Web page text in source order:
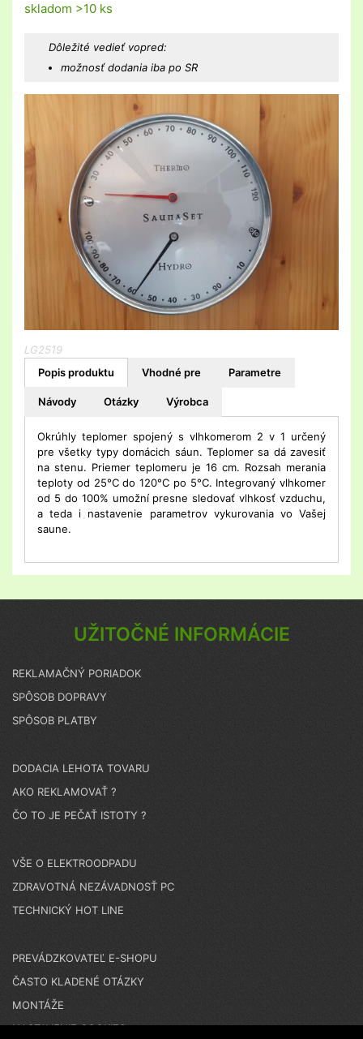
LG2519
skladom >10 ks
Dôležité vedieť vopred:
možnosť dodania iba po SR
Popis produktu Vhodné pre Parametre
Návody Otázky Výrobca
Okrúhly teplomer spojený s vlhkomerom 2 v 1 určený
pre všetky typy domácich sáun. Teplomer sa dá zavesiť
na stenu. Priemer teplomeru je 16 cm. Rozsah merania
teploty od 25°C do 120°C po 5°C. Integrovaný vlhkomer
od 5 do 100% umožní presne sledovať vlhkosť vzduchu,
a teda i nastavenie parametrov vykurovania vo Vašej
saune.
UŽITOČNÉ INFORMÁCIE
REKLAMAČNÝ PORIADOK
SPÔSOB DOPRAVY
SPÔSOB PLATBY
DODACIA LEHOTA TOVARU
AKO REKLAMOVAŤ ?
ČO TO JE PEČAŤ ISTOTY ?
VŠE O ELEKTROODPADU
ZDRAVOTNÁ NEZÁVADNOSŤ PC
TECHNICKÝ HOT LINE
PREVÁDZKOVATEĽ E-SHOPU
ČASTO KLADENÉ OTÁZKY
MONTÁŽE
NASTAVENIE COOKIES